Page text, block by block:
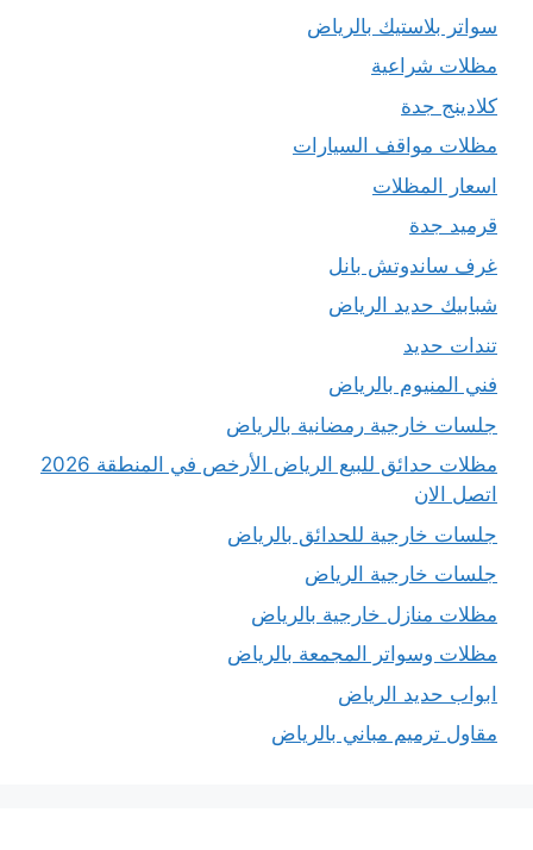
سواتر بلاستيك بالرياض
مظلات شراعية
كلادينج جدة
مظلات مواقف السيارات
اسعار المظلات
قرميد جدة
غرف ساندوتش بانل
شبابيك حديد الرياض
تندات حديد
فني المنيوم بالرياض
جلسات خارجية رمضانية بالرياض
مظلات حدائق للبيع الرياض الأرخص في المنطقة 2026
اتصل الان
جلسات خارجية للحدائق بالرياض
جلسات خارجية الرياض
مظلات منازل خارجية بالرياض
مظلات وسواتر المجمعة بالرياض
ابواب حديد الرياض
مقاول ترميم مباني بالرياض